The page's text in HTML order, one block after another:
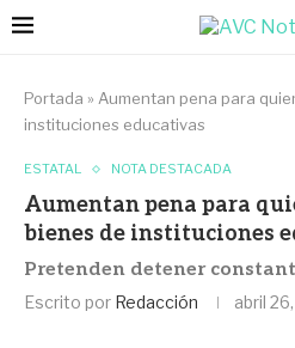
Portada » Aumentan pena para
instituciones educativas
ESTATAL NOTA DESTACADA
Aumentan pena para
bienes de instituciones
Pretenden detener
Escrito por Redacción abril